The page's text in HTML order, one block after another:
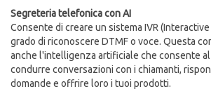
Segreteria telefonica con AI
Consente di creare un sistema IVR
grado di riconoscere DTMF o voce. Questa
anche l'intelligenza artificiale che consente al
condurre conversazioni con i chiamanti,
domande e offrire loro i tuoi prodotti.